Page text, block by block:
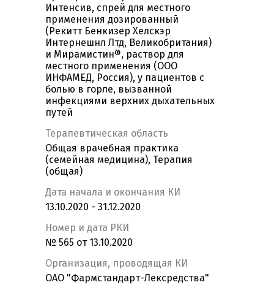
Интенсив, спрей для местного
применения дозированный
(Рекитт Бенкизер Хелскэр
Интернешнл Лтд, Великобритания)
и Мирамистин®, раствор для
местного применения (ООО
ИНФАМЕД, Россия), у пациентов с
болью в горле, вызванной
инфекциями верхних дыхательных
путей
Терапевтическая область
Общая врачебная практика
(семейная медицина), Терапия
(общая)
Дата начала и окончания КИ
13.10.2020 - 31.12.2020
Номер и дата РКИ
№ 565 от 13.10.2020
Организация, проводящая КИ
ОАО "Фармстандарт-Лексредства"